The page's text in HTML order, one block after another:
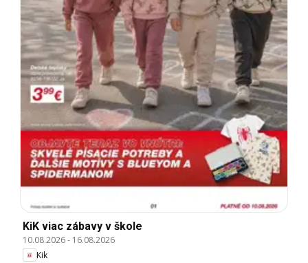
KiK viac zábavy v škole
10.08.2026- 16.08.2026
Kik